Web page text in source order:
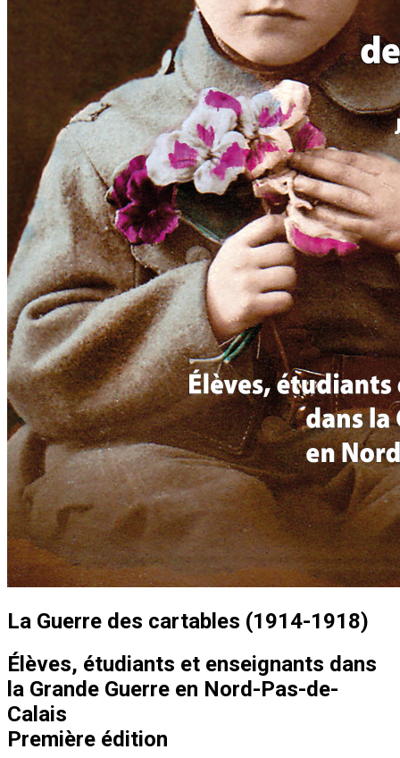
La Guerre des cartables (1914-1918)
Élèves, étudiants et enseignants dans
la Grande Guerre en Nord-Pas-de-
Calais
Première édition